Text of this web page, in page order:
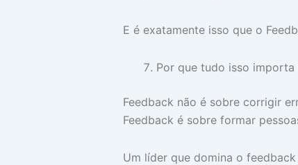
E é exatamente isso que o
Por que tudo isso
Feedback não é sobre corrigir
Feedback é sobre formar
Um líder que domina o